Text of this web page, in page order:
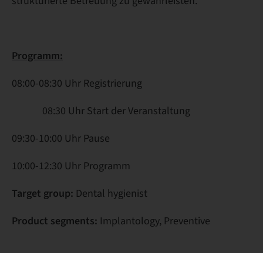
Programm:
08:00-08:30 Uhr Registrierung
08:30 Uhr Start der Veranstaltung
09:30-10:00 Uhr Pause
10:00-12:30 Uhr Programm
Target group: Dental hygienist
Product segments: Implantology, Preventive